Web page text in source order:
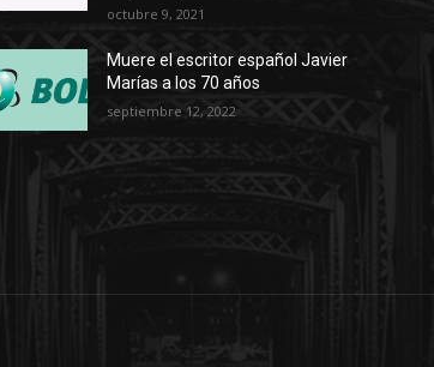
octubre 9, 2021
Muere el escritor español Javier
Marías a los 70 años
septiembre 12, 2022